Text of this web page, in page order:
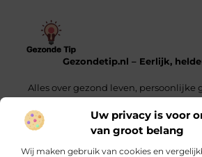
Uw privacy is voor
van groot belang
Wij maken gebruik van cookies en
Gezondetip.nl – Eerlijk,
Alles over gezond leven, persoonlijke
tips voor elke dag.
Onze informatie